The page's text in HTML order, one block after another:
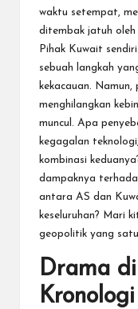
waktu setempat,
ditembak jatuh
Pihak Kuwait
sebuah langkah
kekacauan.
menghilangkan
muncul. Apa
kegagalan
kombinasi
dampaknya
antara AS dan
keseluruhan? Mari
geopolitik yang satu
Drama